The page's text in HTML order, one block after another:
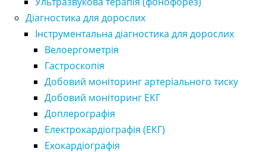
Діагностика для дорослих
Інструментальна діагностика для дорослих
Велоергометрія
Гастроскопія
Добовий моніторинг артеріального тиску
Добовий моніторинг ЕКГ
Доплерографія
Електрокардіографія (ЕКГ)
Ехокардіографія